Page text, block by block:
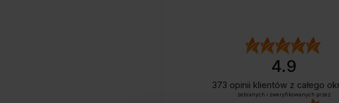
4.9
373 opinii klientów z całego
zebranych i zweryfikowanych przez